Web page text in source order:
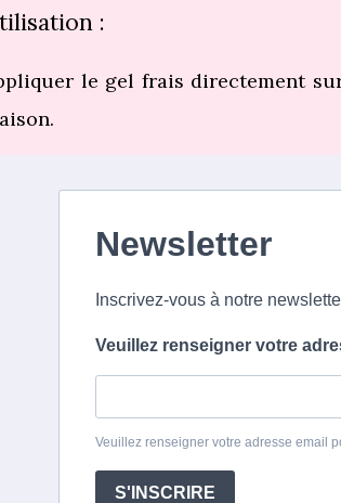
:
le gel frais directement
Newsletter
Inscrivez-vous à notre
Veuillez renseigner votre
Veuillez renseigner votre adresse email
S'INSCRIRE